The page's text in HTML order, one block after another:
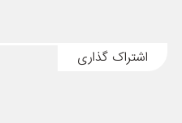
اشتراک گذاری